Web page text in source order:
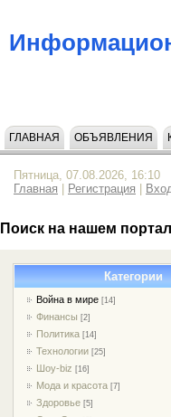
ГЛАВНАЯ ОБЪЯВЛЕНИЯ
Пятница, 07.08.2026, 16:10
Главная
Регистрация
Поиск на нашем
Категории
Война в мире [14]
Финансы [2]
Политика [14]
Технологии [25]
Шоу-biz [16]
Мода и красота [7]
Здоровье [5]